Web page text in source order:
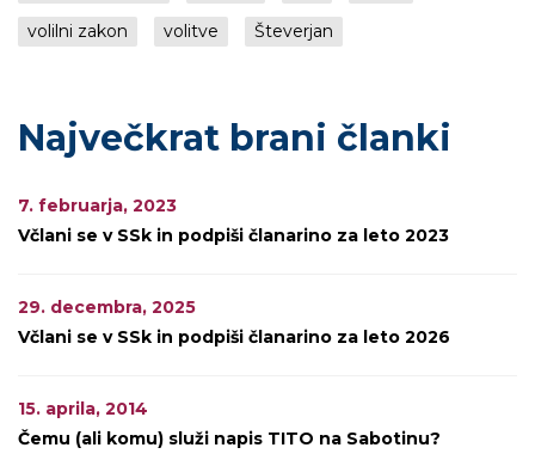
volilni zakon
volitve Števerjan
Največkrat brani članki
7. februarja, 2023
Včlani se v SSk in podpiši članarino za leto 2023
29. decembra, 2025
Včlani se v SSk in podpiši članarino za leto 2026
15. aprila, 2014
Čemu (ali komu) služi napis TITO na Sabotinu?